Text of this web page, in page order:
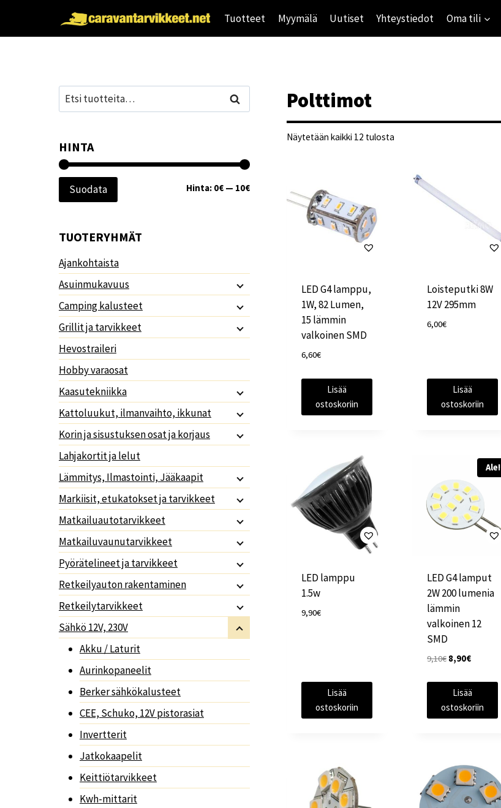
Tuotteet Myymälä Uutiset Yhteystiedot Oma tili
Polttimot
Näytetään kaikki 12 tulostaSuosituimmat
LED G4 lamppu,
1W, 82 Lumen,
15 lämmin
valkoinen SMD
6,60€
Lisää
ostoskoriin
Loisteputki 8W
12V 295mm
6,00€
Lisää
ostoskoriin
LED lamppu
1.5w
9,90€
Lisää
ostoskoriin
Ale!
LED G4 lamput
2W 200 lumenia
lämmin
valkoinen 12
SMD
9,10€ Alkuperäinen
8,90€Nykyinen
Lisää
ostoskoriin
Etsi: Haku
HINTA
Minimihinta
Maksimihinta
Suodata Hinta: 0€ — 10€
TUOTERYHMÄT
Ajankohtaista
Asuinmukavuus
Camping kalusteet
Grillit ja tarvikkeet
Hevostraileri
Hobby varaosat
Kaasutekniikka
Kattoluukut, ilmanvaihto, ikkunat
Korin ja sisustuksen osat ja korjaus
Lahjakortit ja lelut
Lämmitys, Ilmastointi, Jääkaapit
Markiisit, etukatokset ja tarvikkeet
Matkailuautotarvikkeet
Matkailuvaunutarvikkeet
Pyörätelineet ja tarvikkeet
Retkeilyauton rakentaminen
Retkeilytarvikkeet
Sähkö 12V, 230V
Akku / Laturit
Aurinkopaneelit
Berker sähkökalusteet
CEE, Schuko, 12V pistorasiat
Invertterit
Jatkokaapelit
Keittiötarvikkeet
Kwh-mittarit